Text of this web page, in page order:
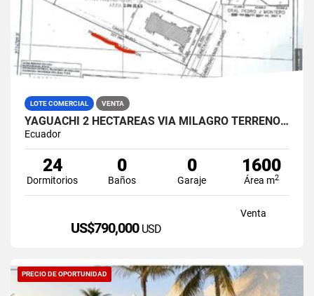
LOTE COMERCIAL VENTA
YAGUACHI 2 HECTÁREAS VIA MILAGRO TERRENO INDUSTRIAL EN VENTA
Ecuador
24
Dormitorios
0
Baños
0
Garaje
1600
Área m2
Venta
US$790,000 USD
PRECIO DE OPORTUNIDAD